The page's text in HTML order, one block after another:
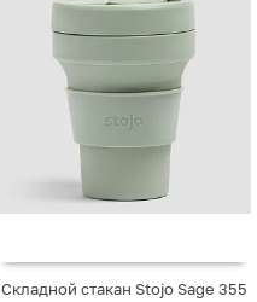
Складной стакан Stojo Sage 355